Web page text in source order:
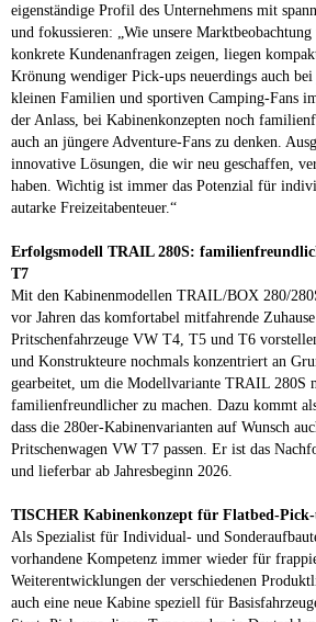
eigenständige Profil des Unternehmens mit
und fokussieren: „Wie unsere
konkrete Kundenanfragen zeigen, liegen
Krönung wendiger Pick-ups neuerdings auch
kleinen Familien und sportiven Camping-Fans
der Anlass, bei Kabinenkonzepten noch
auch an jüngere Adventure-Fans zu denken.
innovative Lösungen, die wir neu geschaffen,
haben. Wichtig ist immer das Potenzial für
autarke Freizeitabenteuer.“
Erfolgsmodell TRAIL 280S:
T7
Mit den Kabinenmodellen TRAIL/BOX 280/
vor Jahren das komfortabel mitfahrende
Pritschenfahrzeuge VW T4, T5 und T6
und Konstrukteure nochmals konzentriert an
gearbeitet, um die Modellvariante TRAIL 280S
familienfreundlicher zu machen. Dazu kommt
dass die 280er-Kabinenvarianten auf Wunsch
Pritschenwagen VW T7 passen. Er ist das
und lieferbar ab Jahresbeginn 2026.
TISCHER Kabinenkonzept für Flatbed-Pick-
Als Spezialist für Individual- und
vorhandene Kompetenz immer wieder für
Weiterentwicklungen der verschiedenen
auch eine neue Kabine speziell für